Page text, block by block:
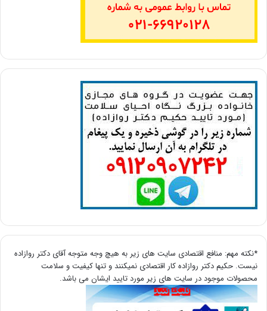
*نکته مهم: منافع اقتصادی سایت های زیر به هیچ وجه متوجه آقای دکتر روازاده
نیست. حکیم دکتر روازاده کار اقتصادی نمیکنند و تنها کیفیت و سلامت
محصولات موجود در سایت های زیر مورد تایید ایشان می باشد.